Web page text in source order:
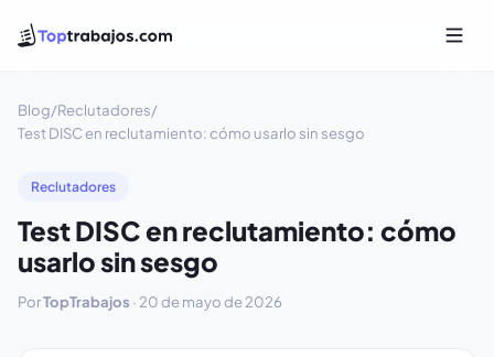
Blog/Reclutadores/
Test DISC en reclutamiento: cómo usarlo sin sesgo
Reclutadores
Test DISC en reclutamiento: cómo
usarlo sin sesgo
PorTopTrabajos · 20 de mayo de 2026